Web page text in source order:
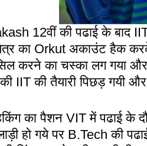
12वीं की पढाई के बाद
का Orkut अकाउंट हैक
करने का चस्का लग गया
IIT की तैयारी पिछड़ गयी और
का पैशन VIT में पढाई के
हो गये पर B.Tech की